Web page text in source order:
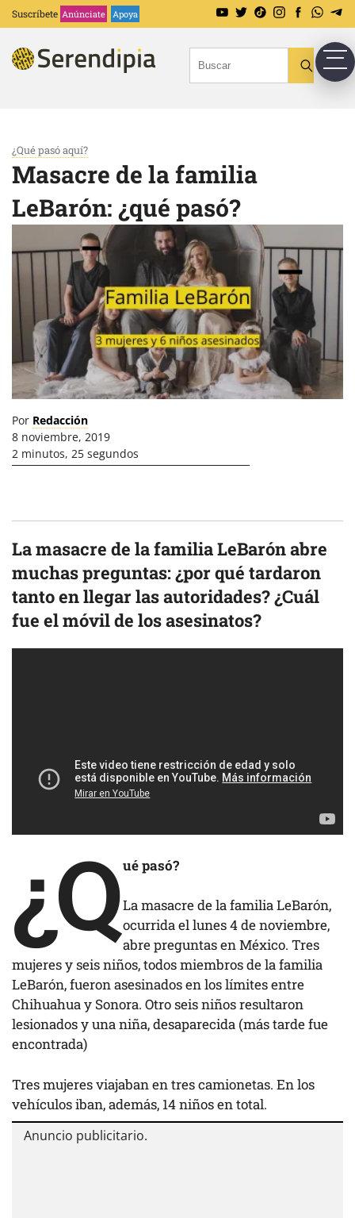
Suscríbete Anúnciate Apoya
¿Qué pasó aquí?
Masacre de la familia
LeBarón: ¿qué pasó?
Por Redacción
8 noviembre, 2019
2 minutos, 25 segundos
La masacre de la familia LeBarón abre
muchas preguntas: ¿por qué tardaron
tanto en llegar las autoridades? ¿Cuál
fue el móvil de los asesinatos?
¿Qué pasó?
La masacre de la familia LeBarón,
ocurrida el lunes 4 de noviembre,
abre preguntas en México. Tres
mujeres y seis niños, todos miembros de la familia
LeBarón, fueron asesinados en los límites entre
Chihuahua y Sonora. Otro seis niños resultaron
lesionados y una niña, desaparecida (más tarde fue
encontrada)
Tres mujeres viajaban en tres camionetas. En los
vehículos iban, además, 14 niños en total.